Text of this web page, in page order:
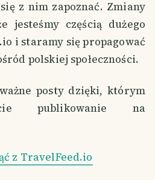
z nim zapoznać. Zmiany
jesteśmy częścią dużego
i staramy się propagować
polskiej społeczności.
posty dzięki, którym
publikowanie na
z TravelFeed.io